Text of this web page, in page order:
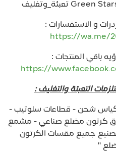
و الاستفسارات :
https://wa.me/
باقي المنتجات :
https://
التعبئة والتغليف :
شحن - قطاعات سلوتيب -
- ورق كرتون مضلع صناعي - مشمع
جميع مقسات الكرتون
"